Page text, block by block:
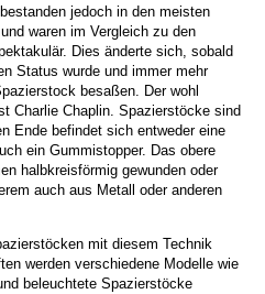
jedoch in den meisten
waren im Vergleich zu den
Dies änderte sich, sobald
Status wurde und immer mehr
besaßen. Der wohl
Charlie Chaplin. Spazierstöcke sind
Ende befindet sich entweder eine
ein Gummistopper. Das obere
halbkreisförmig gewunden oder
auch aus Metall oder anderen
mit diesem Technik
werden verschiedene Modelle wie
beleuchtete Spazierstöcke